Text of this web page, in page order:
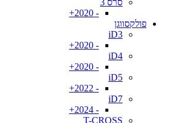
סרס 3
- 2020+
פולקסווגן
iD3
- 2020+
iD4
- 2020+
iD5
- 2022+
iD7
- 2024+
T-CROSS